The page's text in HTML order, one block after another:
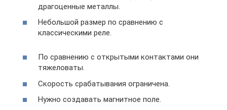
драгоценные металлы.
Небольшой размер по сравнению с
классическими реле.
По сравнению с открытыми контактами они
тяжеловаты.
Скорость срабатывания ограничена.
Нужно создавать магнитное поле.